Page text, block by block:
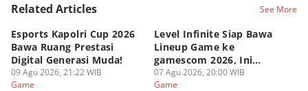
Related Articles See More
Esports Kapolri Cup 2026
Bawa Ruang Prestasi
Digital Generasi Muda!
09 Agu 2026, 21:22 WIB
Game
Level Infinite Siap Bawa
Lineup Game ke
gamescom 2026, Ini
Judulnya!
07 Agu 2026, 20:00 WIB
Game